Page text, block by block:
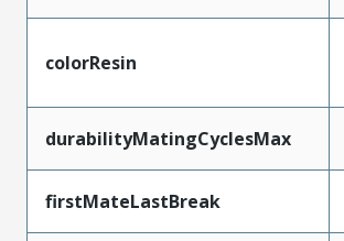
colorResin
durabilityMatingCyclesMax
firstMateLastBreak